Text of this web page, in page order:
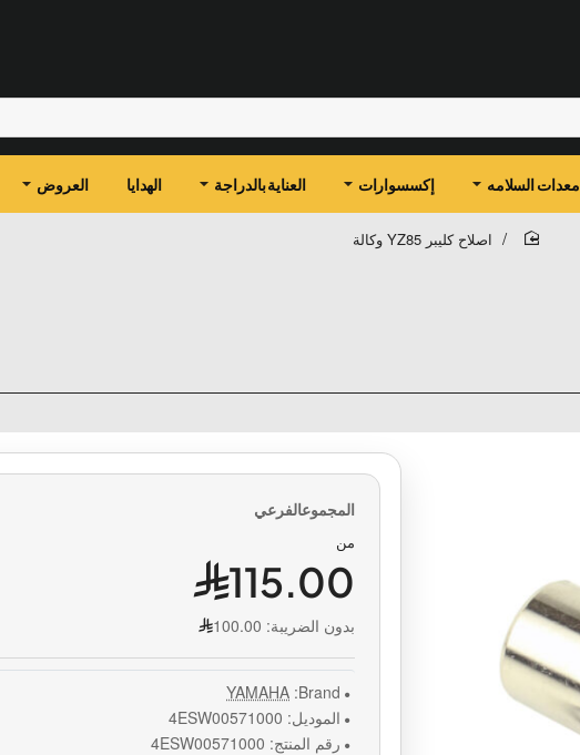
معدات السلامه إكسسوارات العناية بالدراجة الهدايا العروض
اصلاح كليبر YZ85 وكالة
من
115.00
بدون الضريبة: 100.00
Brand:
YAMAHA
الموديل: 4ESW00571000
رقم المنتج: 4ESW00571000